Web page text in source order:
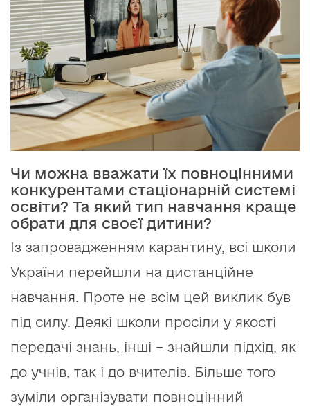
Чи можна вважати їх повноцінними
конкурентами стаціонарній системі
освіти? Та який тип навчання краще
обрати для своєї дитини?
Із запровадженням карантину, всі школи
України перейшли на дистанційне
навчання. Проте не всім цей виклик був
під силу. Деякі школи просіли у якості
передачі знань, інші – знайшли підхід, як
до учнів, так і до вчителів. Більше того
зуміли організувати повноцінний